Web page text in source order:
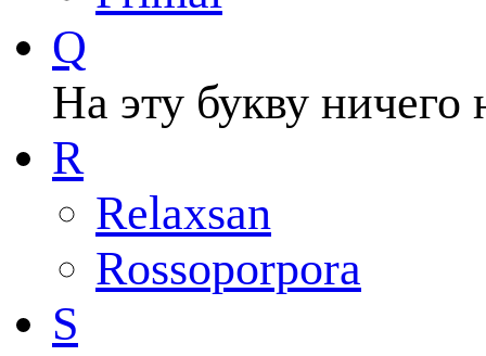
Q
На эту букву ничего
R
Relaxsan
Rossoporpora
S